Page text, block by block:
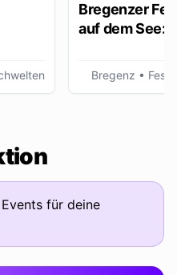
Bregenzer
auf dem See:
Bregenz •
für deine